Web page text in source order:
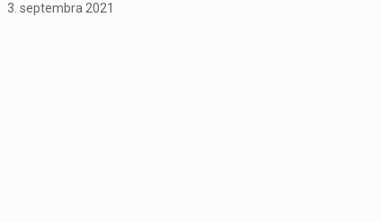
3. septembra 2021